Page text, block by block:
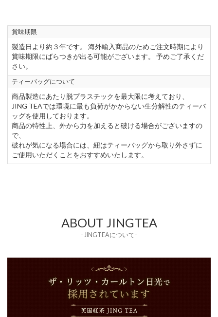
賞味期限
製造日より約３年です。 海外輸入商品のためご注文時期により
賞味期限にばらつきが出る可能がございます。 予めご了承くだ
さい。
ティーバッグについて
商品製造にあたり脱プラスチックを最大限に考えており、
JING TEAでは環境に最も負荷がかからない生分解性のティーバ
ッグを使用しております。
商品の特性上、外から力を加えると破ける場合がございますの
で、
破れが気になる場合には、紐はティーバッグから取り外さずに
ご使用いただくことをおすすめいたします。
ABOUT JINGTEA
- JINGTEAについて-